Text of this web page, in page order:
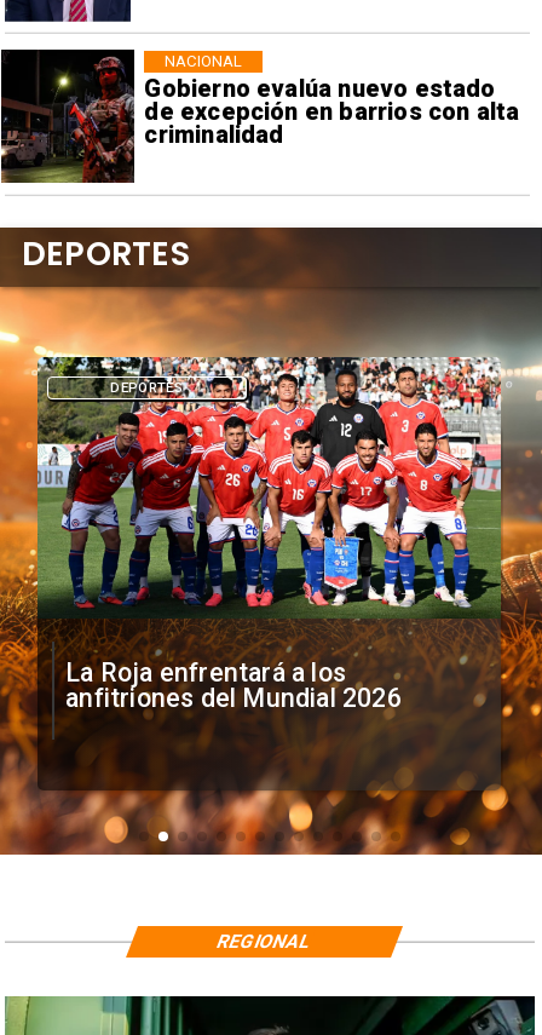
Gobierno evalúa nuevo estado
de excepción en barrios con alta
criminalidad
NACIONAL
La Roja enfrentará a los
anfitriones del Mundial 2026
DEPORTES
DEPORTES
REGIONAL